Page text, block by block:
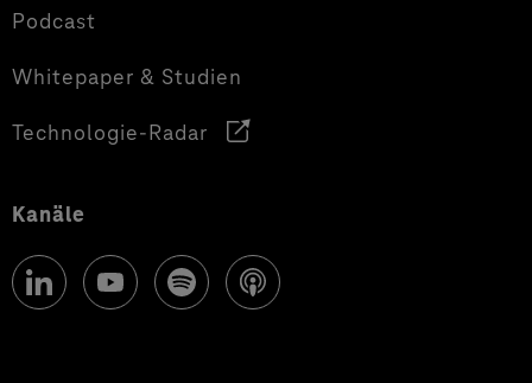
Podcast
Whitepaper & Studien
Technologie-Radar
Kanäle